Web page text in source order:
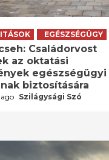
EGÉSZSÉGÜGY
Családorvost
az oktatási
egészségügyi
biztosítására
Szilágysági Szó